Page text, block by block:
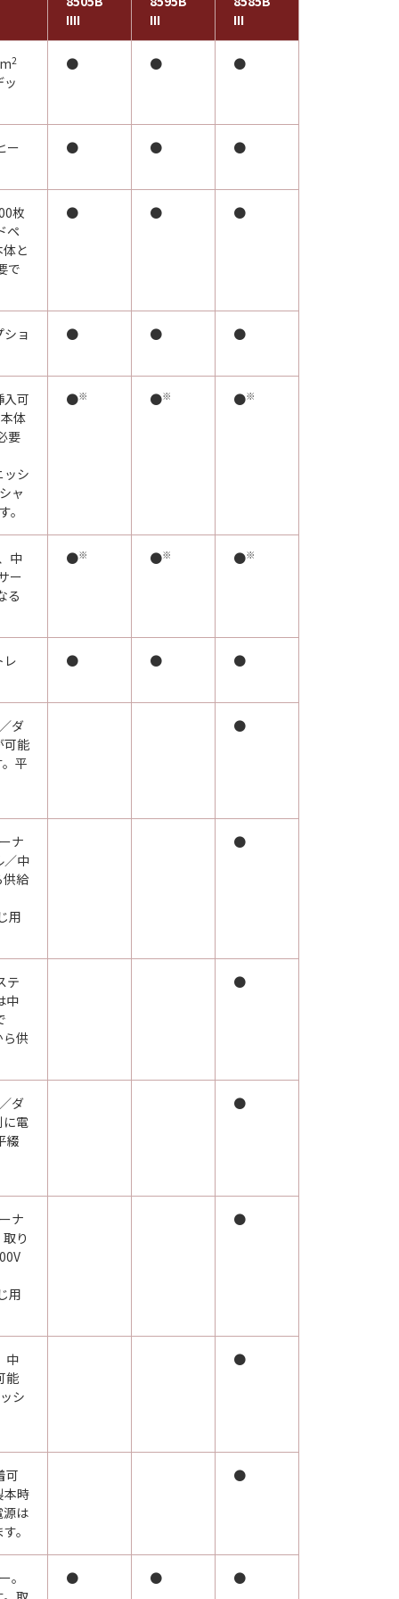
IIII
III
III
2 ● ● ●
ー ● ● ●
枚
ペ
と
で
● ● ●
ョ ● ● ●
入可
体
要
ッシ
ャ
。
●※ ●※ ●※
中
ー
る
●※ ●※ ●※
レ ● ● ●
ダ
可能
平
●
ナ
／中
供給
用
●
テ
中
ら供
●
ダ
に電
綴
●
ナ
り
用
●
中
能
シ
●
可
本時
源は
。
●
。
● ● ●